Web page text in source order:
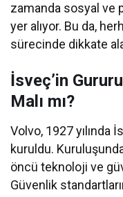
zamanda sosyal ve
yer alıyor. Bu da,
sürecinde dikkate
İsveç’in
Malı mı?
Volvo, 1927 yılında
kuruldu.
öncü teknoloji ve
Güvenlik